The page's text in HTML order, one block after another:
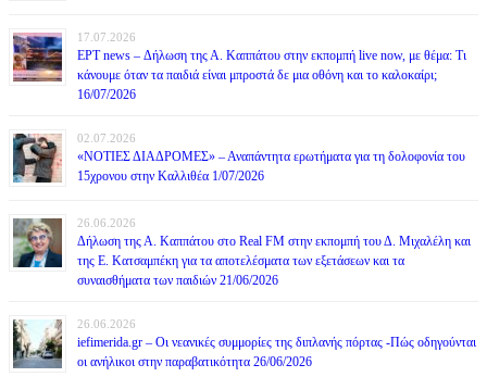
17.07.2026
ΕΡΤ news – Δήλωση της Α. Καππάτου στην εκπομπή live now, με θέμα: Τι
κάνουμε όταν τα παιδιά είναι μπροστά δε μια οθόνη και το καλοκαίρι;
16/07/2026
02.07.2026
«ΝΟΤΙΕΣ ΔΙΑΔΡΟΜΕΣ» – Αναπάντητα ερωτήματα για τη δολοφονία του
15χρονου στην Καλλιθέα 1/07/2026
26.06.2026
Δήλωση της Α. Καππάτου στο Real FM στην εκπομπή του Δ. Μιχαλέλη και
της Ε. Κατσαμπέκη για τα αποτελέσματα των εξετάσεων και τα
συναισθήματα των παιδιών 21/06/2026
26.06.2026
iefimerida.gr – Οι νεανικές συμμορίες της διπλανής πόρτας -Πώς οδηγούνται
οι ανήλικοι στην παραβατικότητα 26/06/2026